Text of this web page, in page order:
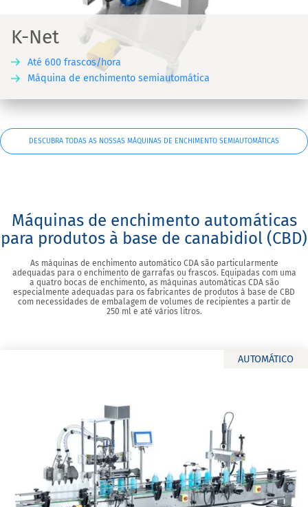
K-Net
Até 600 frascos/hora
Máquina de enchimento semiautomática
DESCUBRA TODAS AS NOSSAS MÁQUINAS DE ENCHIMENTO SEMIAUTOMÁTICAS
Máquinas de enchimento automáticas
para produtos à base de canabidiol (CBD)
As máquinas de enchimento automático CDA são particularmente
adequadas para o enchimento de garrafas ou frascos. Equipadas com uma
a quatro bocas de enchimento, as máquinas automáticas CDA são
especialmente adequadas para os fabricantes de produtos à base de CBD
com necessidades de embalagem de volumes de recipientes a partir de
250 ml e até vários litros.
AUTOMÁTICO